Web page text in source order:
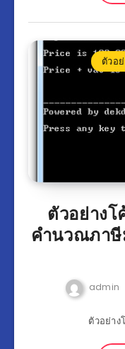
ตัวอ
ตัวอย่าง
คำนวณภาษี
admin
ตัวอย่า